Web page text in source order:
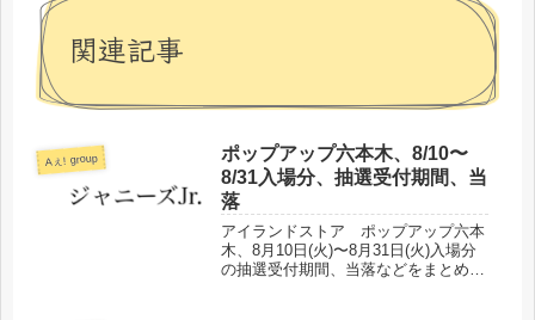
関連記事
Aぇ! group
ポップアップ六本木、8/10〜
8/31入場分、抽選受付期間、当
落
アイランドストア ポップアップ六本
木、8月10日(火)〜8月31日(火)入場分
の抽選受付期間、当落などをまとめま